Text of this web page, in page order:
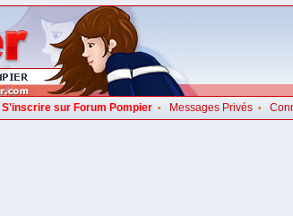
S'inscrire sur Forum Pompier• Messages Privés•